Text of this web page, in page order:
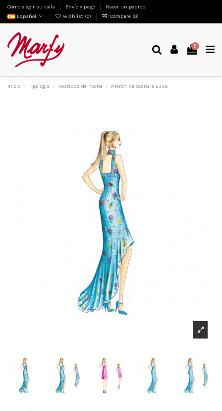
Cómo elegir su talla Envío y pago
Hacer un pedido
Español
Wishlist (0) Compare (0)
0
Inicio Tipologia Vestidos de noche Patrón de costura 6356